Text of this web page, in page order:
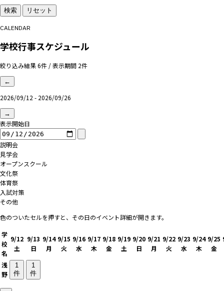
検索 リセット
CALENDAR
学校行事スケジュール
絞り込み結果 6件 / 表示期間 2件
←
2026/09/12 - 2026/09/26
→
表示開始日
説明会
見学会
オープンスクール
文化祭
体育祭
入試対策
その他
色のついたセルを押すと、その日のイベント詳細が開きます。
学
校
名
9/12
土
9/13
日
9/14
月
9/15
火
9/16
水
9/17
木
9/18
金
9/19
土
9/20
日
9/21
月
9/22
火
9/23
水
9/24
木
9/25
金
浅
野
1
件
1
件